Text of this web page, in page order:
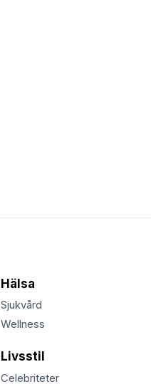
Hälsa
Sjukvård
Wellness
Livsstil
Celebriteter